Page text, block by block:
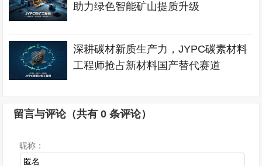
助力绿色智能矿山提质升级
深耕碳材新质生产力，JYPC碳素材料
工程师抢占新材料国产替代赛道
留言与评论（共有0 条评论）
昵称：